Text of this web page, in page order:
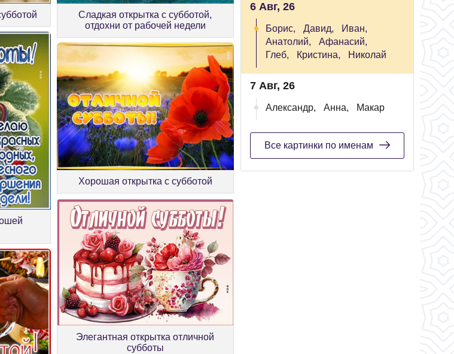
Сладкая открытка с субботой,
отдохни от рабочей недели
Хорошая открытка с субботой
Элегантная открытка отличной
субботы
6 Авг, 26
Борис, Давид,
Иван,
Анатолий,
Афанасий,
Глеб,
Кристина, Николай
7 Авг, 26
Александр, Анна, Макар
Все картинки по именам